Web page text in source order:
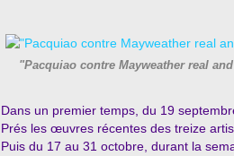
"Pacquiao contre Mayweather real
Dans un premier temps, du 19
Prés les œuvres récentes des treize
Puis du 17 au 31 octobre, durant la